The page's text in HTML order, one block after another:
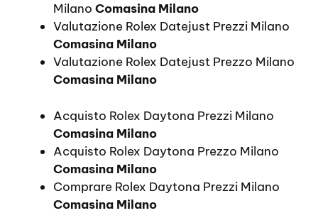
Milano Comasina Milano
Valutazione Rolex Datejust Prezzi Milano
Comasina Milano
Valutazione Rolex Datejust Prezzo Milano
Comasina Milano
Acquisto Rolex Daytona Prezzi Milano
Comasina Milano
Acquisto Rolex Daytona Prezzo Milano
Comasina Milano
Comprare Rolex Daytona Prezzi Milano
Comasina Milano